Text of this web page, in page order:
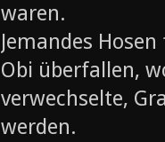
waren.
Jemandes
Obi überfallen,
verwechselte,
werden.